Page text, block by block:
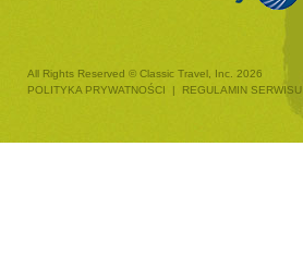
All Rights Reserved © Classic Travel, Inc. 2026
POLITYKA PRYWATNOŚCI
| REGULAMIN SERWISU